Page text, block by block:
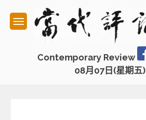
content
Contemporary Review
08月07日(星期五)